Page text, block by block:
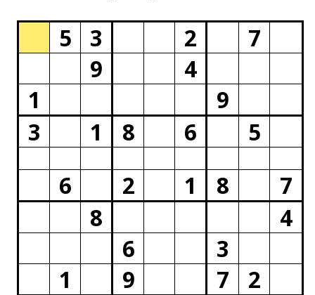
5 3 2
7
9
4
1
9
3
1 8 6
5
6
2 1 8
7
8
4
6
3
1
9 7 2